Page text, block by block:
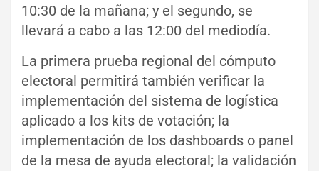
10:30 de la mañana; y el segundo, se
llevará a cabo a las 12:00 del mediodía.
La primera prueba regional del cómputo
electoral permitirá también verificar la
implementación del sistema de logística
aplicado a los kits de votación; la
implementación de los dashboards o panel
de la mesa de ayuda electoral; la validación